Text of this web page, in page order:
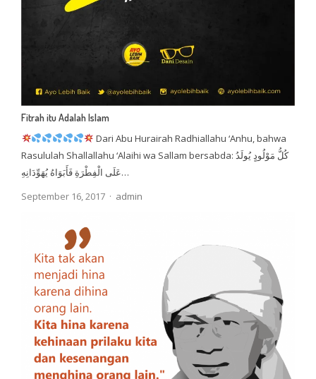
Fitrah itu Adalah Islam
Dari Abu Hurairah Radhiallahu ‘Anhu, bahwa
Rasululah Shallallahu ‘Alaihi wa Sallam bersabda: كُلُّ مَوْلُودٍ يُولَدُ
عَلَى الْفِطْرَةِ فَأَبَوَاهُ يُهَوِّدَانِهِ…
September 16, 2017
Author
admin